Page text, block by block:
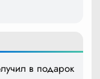
в подарок